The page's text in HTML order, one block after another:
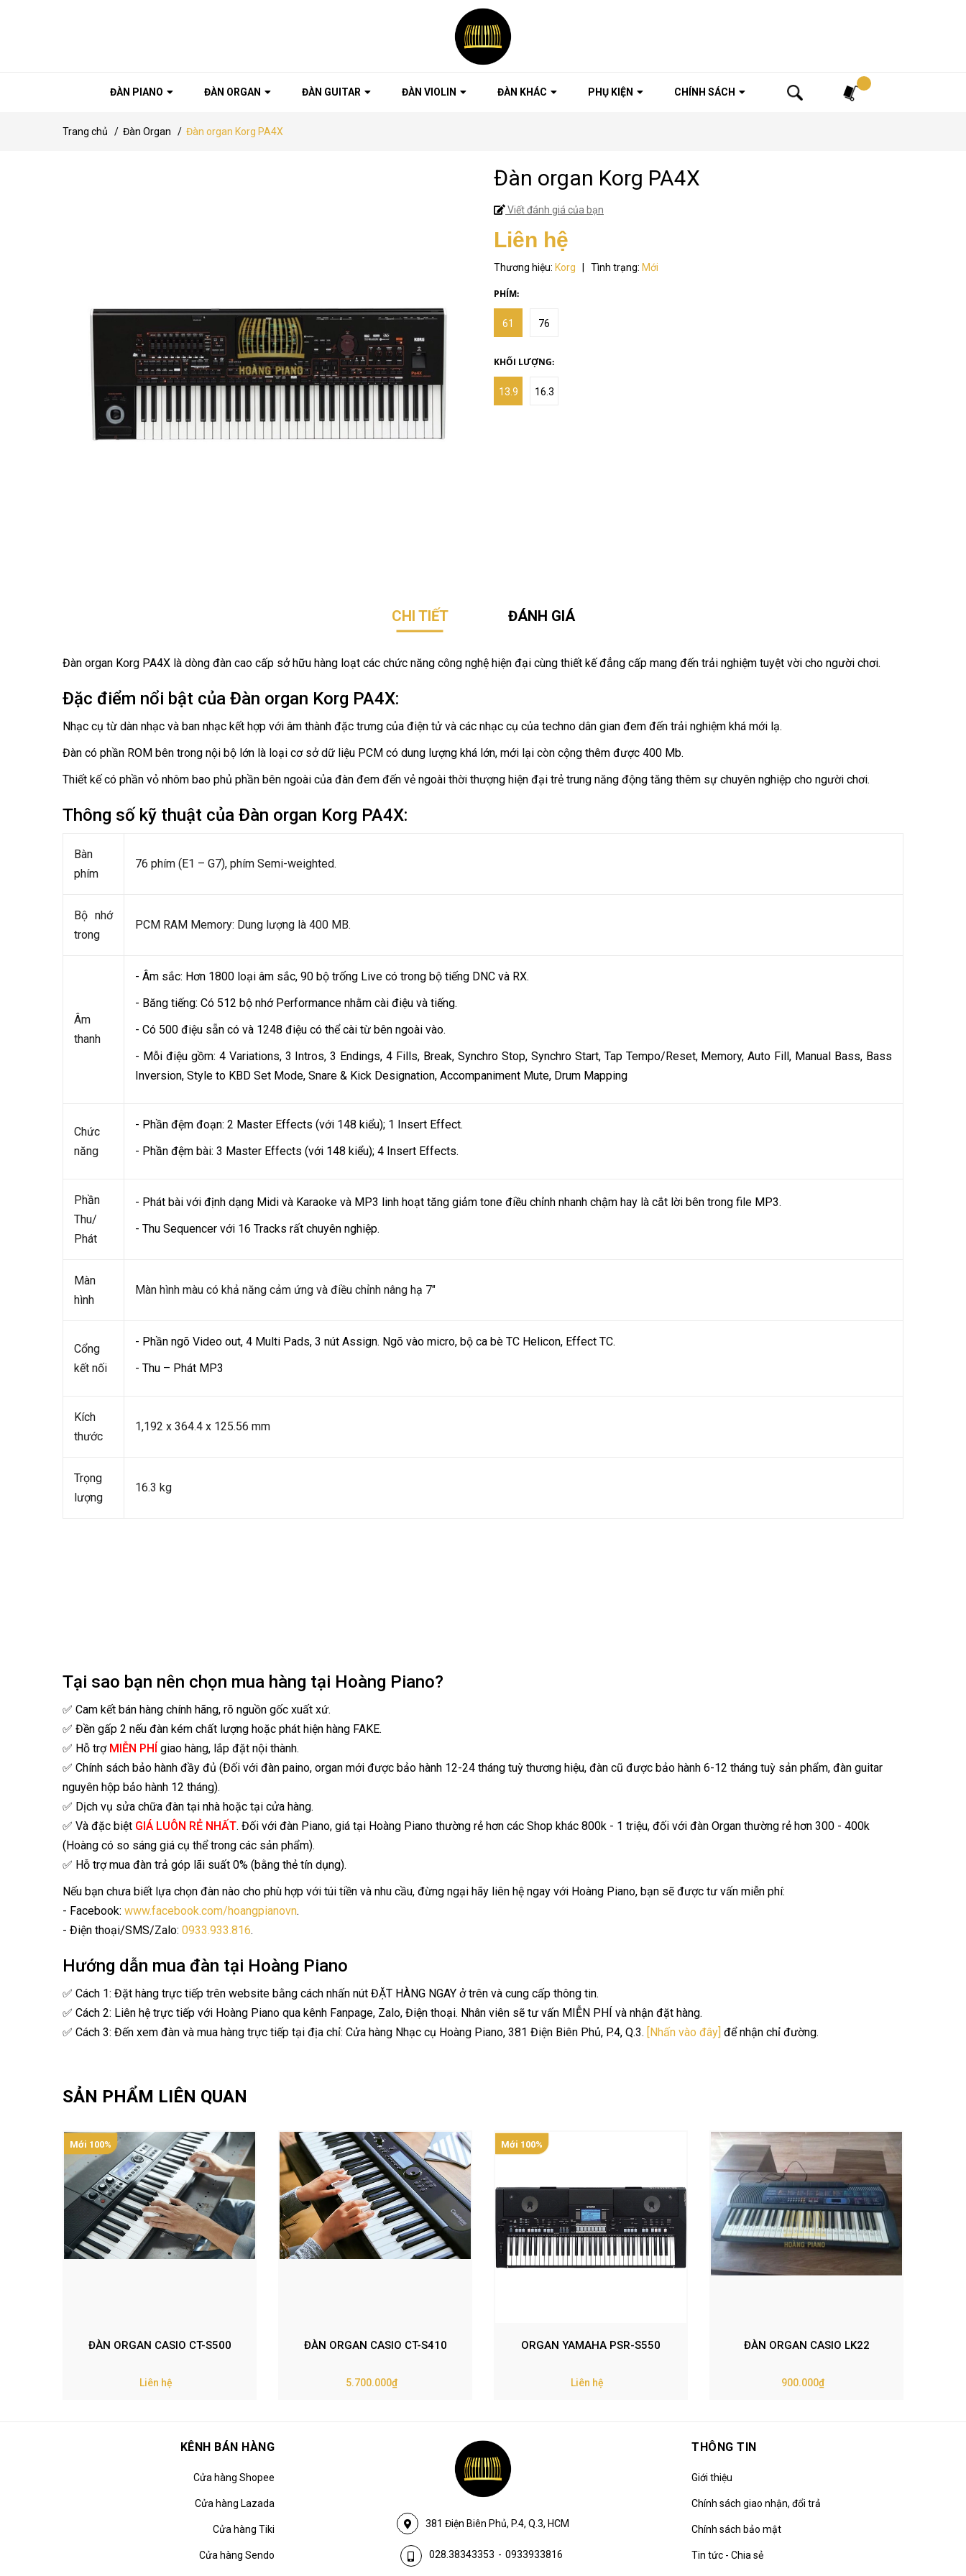
ĐÀN PIANO ĐÀN ORGAN ĐÀN GUITAR ĐÀN VIOLIN ĐÀN KHÁC PHỤ KIỆN CHÍNH SÁCH
Trang chủ / Đàn Organ / Đàn organ Korg PA4X
Đàn organ Korg PA4X
Viết đánh giá của bạn
Liên hệ
Thương hiệu: Korg Tình trạng: Mới
PHÍM:
61 76
KHỐI LƯỢNG:
13.9 16.3
CHI TIẾT ĐÁNH GIÁ
Đàn organ Korg PA4X là dòng đàn cao cấp sở hữu hàng loạt các chức năng công nghệ hiện đại cùng thiết kế đẳng cấp mang đến trải nghiệm tuyệt vời cho người chơi.
Đặc điểm nổi bật của Đàn organ Korg PA4X:
Nhạc cụ từ dàn nhạc và ban nhạc kết hợp với âm thành đặc trưng của điện tử và các nhạc cụ của techno dân gian đem đến trải nghiệm khá mới lạ.
Đàn có phần ROM bên trong nội bộ lớn là loại cơ sở dữ liệu PCM có dung lượng khá lớn, mới lại còn cộng thêm được 400 Mb.
Thiết kế có phần vỏ nhôm bao phủ phần bên ngoài của đàn đem đến vẻ ngoài thời thượng hiện đại trẻ trung năng động tăng thêm sự chuyên nghiệp cho người chơi.
Thông số kỹ thuật của Đàn organ Korg PA4X:
Bàn
phím
76 phím (E1 – G7), phím Semi-weighted.
Bộ nhớ
trong
PCM RAM Memory: Dung lượng là 400 MB.
Âm
thanh
- Âm sắc: Hơn 1800 loại âm sắc, 90 bộ trống Live có trong bộ tiếng DNC và RX.
- Băng tiếng: Có 512 bộ nhớ Performance nhằm cài điệu và tiếng.
- Có 500 điệu sẵn có và 1248 điệu có thể cài từ bên ngoài vào.
- Mỗi điệu gồm: 4 Variations, 3 Intros, 3 Endings, 4 Fills, Break, Synchro Stop, Synchro Start, Tap Tempo/Reset, Memory, Auto Fill, Manual Bass, Bass
Inversion, Style to KBD Set Mode, Snare & Kick Designation, Accompaniment Mute, Drum Mapping
Chức
năng
- Phần đệm đoạn: 2 Master Effects (với 148 kiểu); 1 Insert Effect.
- Phần đệm bài: 3 Master Effects (với 148 kiểu); 4 Insert Effects.
Phần
Thu/
Phát
- Phát bài với định dạng Midi và Karaoke và MP3 linh hoạt tăng giảm tone điều chỉnh nhanh chậm hay là cắt lời bên trong file MP3.
- Thu Sequencer với 16 Tracks rất chuyên nghiệp.
Màn
hình
Màn hình màu có khả năng cảm ứng và điều chỉnh nâng hạ 7″
Cổng
kết nối
- Phần ngõ Video out, 4 Multi Pads, 3 nút Assign. Ngõ vào micro, bộ ca bè TC Helicon, Effect TC.
- Thu – Phát MP3
Kích
thước
1,192 x 364.4 x 125.56 mm
Trọng
lượng
16.3 kg
Tại sao bạn nên chọn mua hàng tại Hoàng Piano?
✅ Cam kết bán hàng chính hãng, rõ nguồn gốc xuất xứ.
✅ Đền gấp 2 nếu đàn kém chất lượng hoặc phát hiện hàng FAKE.
✅ Hỗ trợ MIỄN PHÍ giao hàng, lắp đặt nội thành.
✅ Chính sách bảo hành đầy đủ (Đối với đàn paino, organ mới được bảo hành 12-24 tháng tuỳ thương hiệu, đàn cũ được bảo hành 6-12 tháng tuỳ sản phẩm, đàn guitar
nguyên hộp bảo hành 12 tháng).
✅ Dịch vụ sửa chữa đàn tại nhà hoặc tại cửa hàng.
✅ Và đặc biệt GIÁ LUÔN RẺ NHẤT. Đối với đàn Piano, giá tại Hoàng Piano thường rẻ hơn các Shop khác 800k - 1 triệu, đối với đàn Organ thường rẻ hơn 300 - 400k
(Hoàng có so sáng giá cụ thể trong các sản phẩm).
✅ Hỗ trợ mua đàn trả góp lãi suất 0% (bằng thẻ tín dụng).
Nếu bạn chưa biết lựa chọn đàn nào cho phù hợp với túi tiền và nhu cầu, đừng ngại hãy liên hệ ngay với Hoàng Piano, bạn sẽ được tư vấn miễn phí:
- Facebook: www.facebook.com/hoangpianovn.
- Điện thoại/SMS/Zalo: 0933.933.816.
Hướng dẫn mua đàn tại Hoàng Piano
✅ Cách 1: Đặt hàng trực tiếp trên website bằng cách nhấn nút ĐẶT HÀNG NGAY ở trên và cung cấp thông tin.
✅ Cách 2: Liên hệ trực tiếp với Hoàng Piano qua kênh Fanpage, Zalo, Điện thoại. Nhân viên sẽ tư vấn MIỄN PHÍ và nhận đặt hàng.
✅ Cách 3: Đến xem đàn và mua hàng trực tiếp tại địa chỉ: Cửa hàng Nhạc cụ Hoàng Piano, 381 Điện Biên Phủ, P.4, Q.3. [Nhấn vào đây] để nhận chỉ đường.
SẢN PHẨM LIÊN QUAN
Mới 100%
ĐÀN ORGAN CASIO CT-S500
Liên hệ
ĐÀN ORGAN CASIO CT-S410
5.700.000₫
Mới 100%
ORGAN YAMAHA PSR-S550
Liên hệ
ĐÀN ORGAN CASIO LK22
900.000₫
KÊNH BÁN HÀNG
Cửa hàng Shopee
Cửa hàng Lazada
Cửa hàng Tiki
Cửa hàng Sendo
381 Điện Biên Phủ, P.4, Q.3, HCM
028.38343353 - 0933933816
THÔNG TIN
Giới thiệu
Chính sách giao nhận, đổi trả
Chính sách bảo mật
Tin tức - Chia sẻ